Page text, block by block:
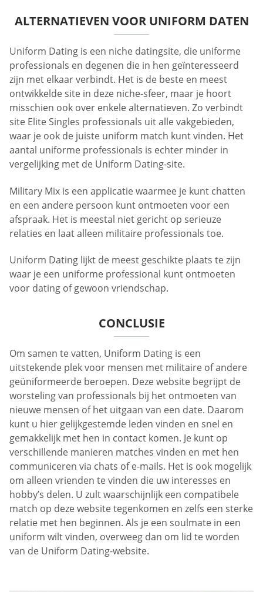
ALTERNATIEVEN VOOR UNIFORM DATEN
Uniform Dating is een niche datingsite, die uniforme
professionals en degenen die in hen geïnteresseerd
zijn met elkaar verbindt. Het is de beste en meest
ontwikkelde site in deze niche-sfeer, maar je hoort
misschien ook over enkele alternatieven. Zo verbindt
site Elite Singles professionals uit alle vakgebieden,
waar je ook de juiste uniform match kunt vinden. Het
aantal uniforme professionals is echter minder in
vergelijking met de Uniform Dating-site.
Military Mix is een applicatie waarmee je kunt chatten
en een andere persoon kunt ontmoeten voor een
afspraak. Het is meestal niet gericht op serieuze
relaties en laat alleen militaire professionals toe.
Uniform Dating lijkt de meest geschikte plaats te zijn
waar je een uniforme professional kunt ontmoeten
voor dating of gewoon vriendschap.
CONCLUSIE
Om samen te vatten, Uniform Dating is een
uitstekende plek voor mensen met militaire of andere
geüniformeerde beroepen. Deze website begrijpt de
worsteling van professionals bij het ontmoeten van
nieuwe mensen of het uitgaan van een date. Daarom
kunt u hier gelijkgestemde leden vinden en snel en
gemakkelijk met hen in contact komen. Je kunt op
verschillende manieren matches vinden en met hen
communiceren via chats of e-mails. Het is ook mogelijk
om alleen vrienden te vinden die uw interesses en
hobby’s delen. U zult waarschijnlijk een compatibele
match op deze website tegenkomen en zelfs een sterke
relatie met hen beginnen. Als je een soulmate in een
uniform wilt vinden, overweeg dan om lid te worden
van de Uniform Dating-website.